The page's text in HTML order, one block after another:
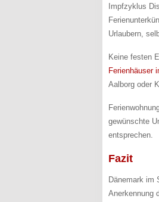
Impfzyklus
Urlaubern,
Keine festen
Ferienhäuser
Aalborg oder
gewünschte
entsprechen.
Fazit
Dänemark im
Anerkennung